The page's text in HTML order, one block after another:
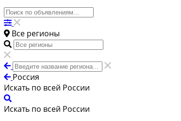
Все регионы
Россия
Искать по всей России
Искать по всей России